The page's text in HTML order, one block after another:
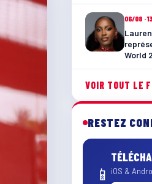
06/08 ·
World
VOIR TOUT LE
RESTEZ
📱 iOS &